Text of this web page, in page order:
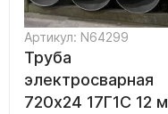
Артикул: N64299
Труба
электросварная
720х24 17Г1С 12 м